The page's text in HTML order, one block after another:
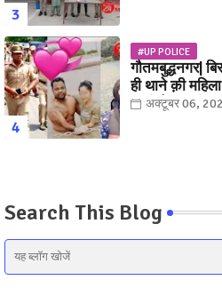
#UP POLICE
गौतमबुद्धनगर|
ही थाने क़ी
पत्नी नें कर दी
अक्टूबर 06,
Search This Blog